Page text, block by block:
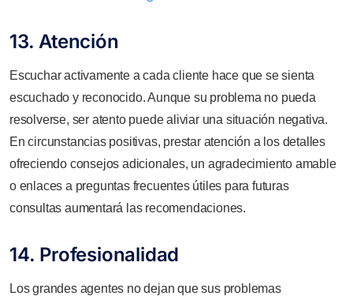
13. Atención
Escuchar activamente a cada cliente hace que se sienta
escuchado y reconocido. Aunque su problema no pueda
resolverse, ser atento puede aliviar una situación negativa.
En circunstancias positivas, prestar atención a los detalles
ofreciendo consejos adicionales, un agradecimiento amable
o enlaces a preguntas frecuentes útiles para futuras
consultas aumentará las recomendaciones.
14. Profesionalidad
Los grandes agentes no dejan que sus problemas